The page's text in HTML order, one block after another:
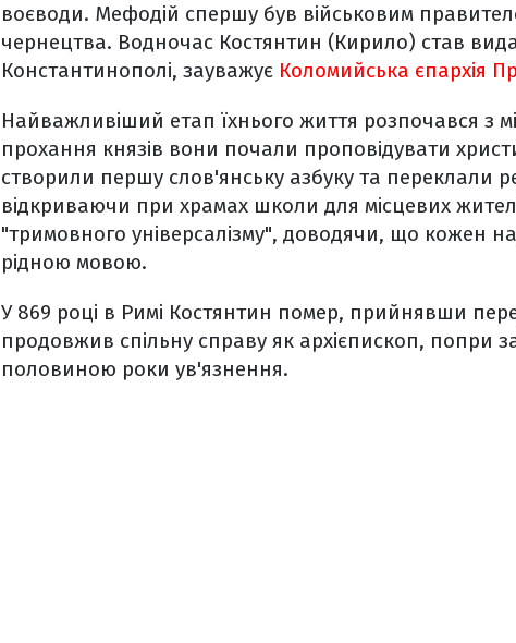
воєводи. Мефодій спершу був військовим
чернецтва. Водночас Костянтин (Кирило) став
Константинополі, зауважує Коломийська єпархія
Найважливіший етап їхнього життя розпочався з
прохання князів вони почали проповідувати
створили першу слов'янську азбуку та переклали
відкриваючи при храмах школи для місцевих
"тримовного універсалізму", доводячи, що кожен
рідною мовою.
У 869 році в Римі Костянтин помер, прийнявши
продовжив спільну справу як архієпископ, попри
половиною роки ув'язнення.